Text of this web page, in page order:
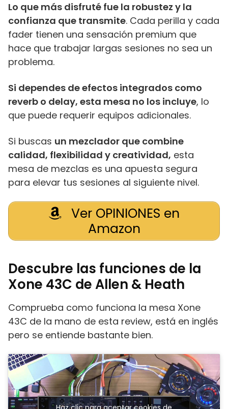
Lo que más disfruté fue la robustez y la
confianza que transmite. Cada perilla y cada
fader tienen una sensación premium que
hace que trabajar largas sesiones no sea un
problema.
Si dependes de efectos integrados como
reverb o delay, esta mesa no los incluye, lo
que puede requerir equipos adicionales.
Si buscas un mezclador que combine
calidad, flexibilidad y creatividad, esta
mesa de mezclas es una apuesta segura
para elevar tus sesiones al siguiente nivel.
Ver OPINIONES en
Amazon
Descubre las funciones de la
Xone 43C de Allen & Heath
Comprueba como funciona la mesa Xone
43C de la mano de esta review, está en inglés
pero se entiende bastante bien.